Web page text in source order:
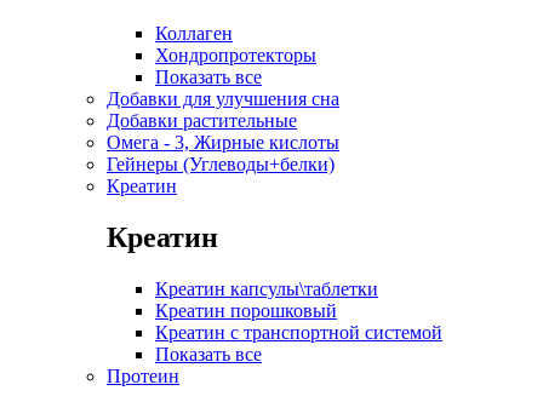
Коллаген
Хондропротекторы
Показать все
Добавки для улучшения сна
Добавки растительные
Омега - 3, Жирные кислоты
Гейнеры (Углеводы+белки)
Креатин
Креатин
Креатин капсулы\таблетки
Креатин порошковый
Креатин с транспортной системой
Показать все
Протеин